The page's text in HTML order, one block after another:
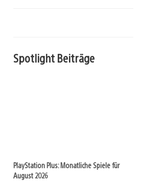
Spotlight Beiträge
PlayStation Plus: Monatliche Spiele für
August 2026